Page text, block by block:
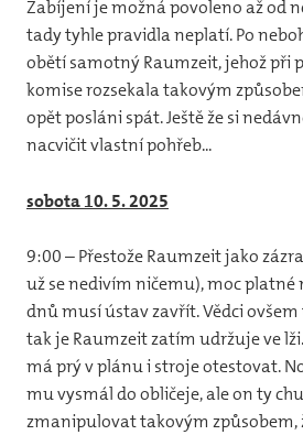
Zabíjení je možná povoleno až od
tady tyhle pravidla neplatí. Po
obětí samotný Raumzeit, jehož při
komise rozsekala takovým
opět posláni spát. Ještě že si
nacvičit vlastní pohřeb...
sobota 10. 5. 2025
9:00 – Přestože Raumzeit jako
už se nedivím ničemu), moc platné
dnů musí ústav zavřít. Vědci
tak je Raumzeit zatím udržuje ve
má prý v plánu i stroje otestovat.
mu vysmál do obličeje, ale on ty
zmanipulovat takovým způsobem,